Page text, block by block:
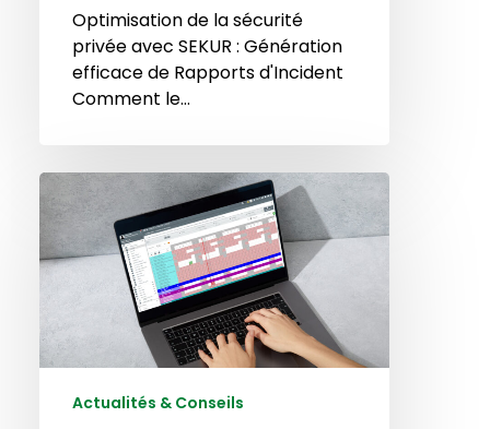
Optimisation de la sécurité
privée avec SEKUR : Génération
efficace de Rapports d'Incident
Comment le…
Les
avantages
indéniables
de
l’automatisation
opérations
de
sécuritéActualités & Conseils